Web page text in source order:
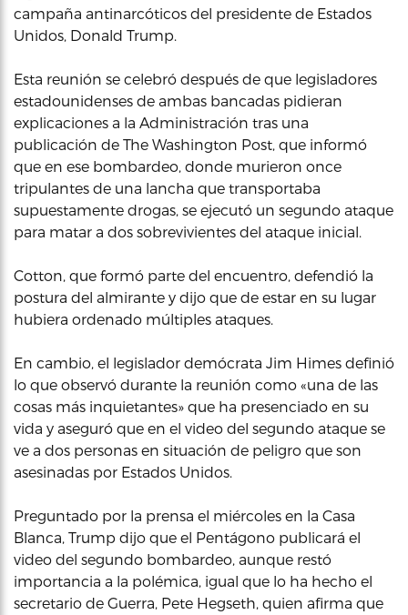
campaña antinarcóticos del presidente de Estados
Unidos, Donald Trump.
Esta reunión se celebró después de que legisladores
estadounidenses de ambas bancadas pidieran
explicaciones a la Administración tras una
publicación de The Washington Post, que informó
que en ese bombardeo, donde murieron once
tripulantes de una lancha que transportaba
supuestamente drogas, se ejecutó un segundo ataque
para matar a dos sobrevivientes del ataque inicial.
Cotton, que formó parte del encuentro, defendió la
postura del almirante y dijo que de estar en su lugar
hubiera ordenado múltiples ataques.
En cambio, el legislador demócrata Jim Himes definió
lo que observó durante la reunión como «una de las
cosas más inquietantes» que ha presenciado en su
vida y aseguró que en el video del segundo ataque se
ve a dos personas en situación de peligro que son
asesinadas por Estados Unidos.
Preguntado por la prensa el miércoles en la Casa
Blanca, Trump dijo que el Pentágono publicará el
video del segundo bombardeo, aunque restó
importancia a la polémica, igual que lo ha hecho el
secretario de Guerra, Pete Hegseth, quien afirma que